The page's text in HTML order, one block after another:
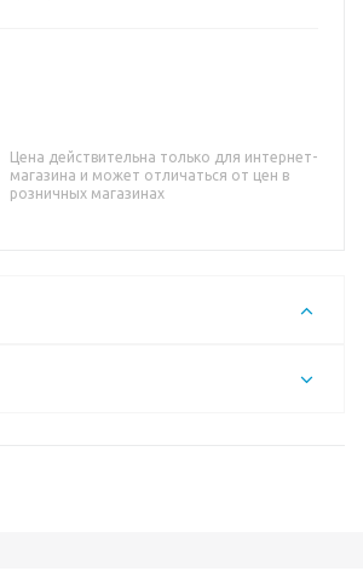
Цена действительна только для интернет-
магазина и может отличаться от цен в
розничных магазинах